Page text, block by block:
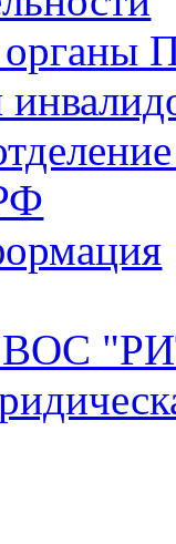
органы
ВОС